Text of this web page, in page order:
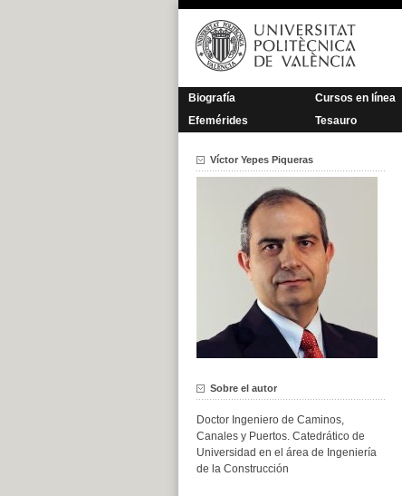
Saltar
contenido
Biografía Cursos en línea
Efemérides
Tesauro
Víctor Yepes Piqueras
Sobre el autor
Doctor Ingeniero de Caminos,
Canales y Puertos. Catedrático de
Universidad en el área de Ingeniería
de la Construcción